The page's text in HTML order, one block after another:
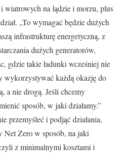
wiatrowych na lądzie i morzu, plus
„To wymagać będzie dużych
infrastrukturę energetyczną, z
dużych generatorów,
gdzie takie ładunki wcześniej nie
wykorzystywać każdą okazję do
a nie drogą. Jeśli chcemy
sposób, w jaki działamy.”
przemyśleć i podjąć działania,
Net Zero w sposób, na jaki
z minimalnymi kosztami i